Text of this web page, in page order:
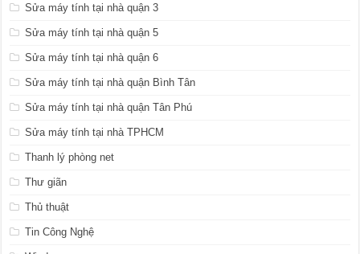
Sửa máy tính tại nhà quận 3
Sửa máy tính tại nhà quận 5
Sửa máy tính tại nhà quận 6
Sửa máy tính tại nhà quận Bình Tân
Sửa máy tính tại nhà quận Tân Phú
Sửa máy tính tại nhà TPHCM
Thanh lý phòng net
Thư giãn
Thủ thuật
Tin Công Nghệ